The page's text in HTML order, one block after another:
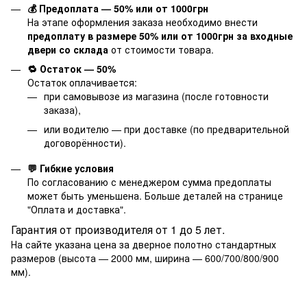
💰 Предоплата — 50% или от 1000грн
На этапе оформления заказа необходимо внести
предоплату в размере 50% или от 1000грн за входные
двери со склада от стоимости товара.
🔁 Остаток — 50%
Остаток оплачивается:
при самовывозе из магазина (после готовности
заказа),
или водителю — при доставке (по предварительной
договорённости).
💬 Гибкие условия
По согласованию с менеджером сумма предоплаты
может быть уменьшена. Больше деталей на странице
"Оплата и доставка".
Гарантия от производителя от 1 до 5 лет.
На сайте указана цена за дверное полотно стандартных
размеров (высота — 2000 мм, ширина — 600/700/800/900
мм).